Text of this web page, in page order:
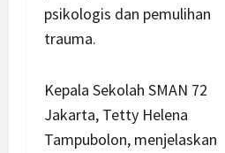
psikologis dan pemulihan
trauma.
Kepala Sekolah SMAN 72
Jakarta, Tetty Helena
Tampubolon, menjelaskan